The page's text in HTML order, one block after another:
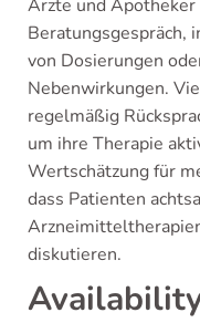
Ärzte und
Beratungsgespräch,
von Dosierungen
Nebenwirkungen.
regelmäßig
um ihre Therapie
Wertschätzung für
dass Patienten
diskutieren.